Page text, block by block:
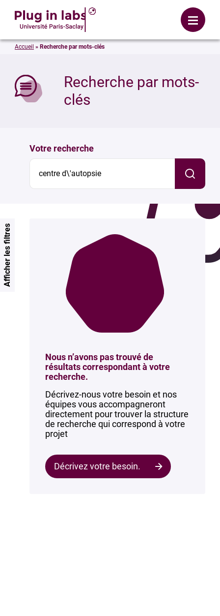
Menu
Recherche par mots-
clés
Accueil » Recherche par mots-clés
Votre recherche
Nous n’avons pas trouvé de
résultats correspondant à votre
recherche.
Décrivez-nous votre besoin et nos
équipes vous accompagneront
directement pour trouver la structure
de recherche qui correspond à votre
projet
Décrivez votre besoin.
Afficher les filtres